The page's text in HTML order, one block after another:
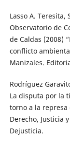
Lasso A. Teresita,
Observatorio de
de Caldas (2008)
conflicto
Manizales.
Rodríguez
La disputa por la
torno a la represa
Derecho, Justicia
Dejusticia.